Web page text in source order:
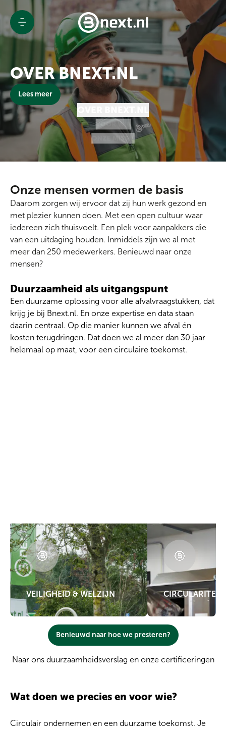
Advies & Rapportage
Branches
Afvaloplossingen
Projecten
Over Bnext.nl
Blogs
Klantenportaal
Rolcontainer offerte
Bestel afzetcontainer
OVER BNEXT.NL
Lees meer
VOOR WIE
ONZE MISSIE
VOOR WIE
ONZE MISSIE
Onze mensen vormen de basis
Daarom zorgen wij ervoor dat zij hun werk gezond en
met plezier kunnen doen. Met een open cultuur waar
iedereen zich thuisvoelt. Een plek voor aanpakkers die
van een uitdaging houden. Inmiddels zijn we al met
meer dan 250 medewerkers. Benieuwd naar onze
mensen?
Duurzaamheid als uitgangspunt
Een duurzame oplossing voor alle afvalvraagstukken, dat
krijg je bij Bnext.nl. En onze expertise en data staan
daarin centraal. Op die manier kunnen we afval én
kosten terugdringen. Dat doen we al meer dan 30 jaar
helemaal op maat, voor een circulaire toekomst.
VEILIGHEID & WELZIJN CIRCULARITEIT
Benieuwd naar hoe we presteren?
Naar ons duurzaamheidsverslag en onze certificeringen
Wat doen we precies en voor wie?
Circulair ondernemen en een duurzame toekomst. Je